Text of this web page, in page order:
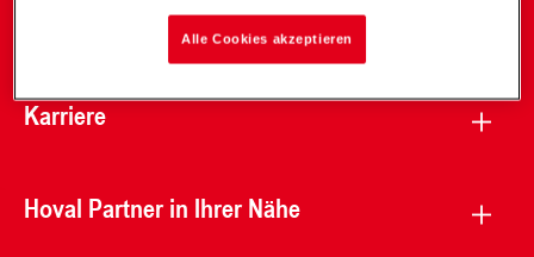
Karriere
Hoval Partner in Ihrer Nähe
Alle Cookies akzeptieren